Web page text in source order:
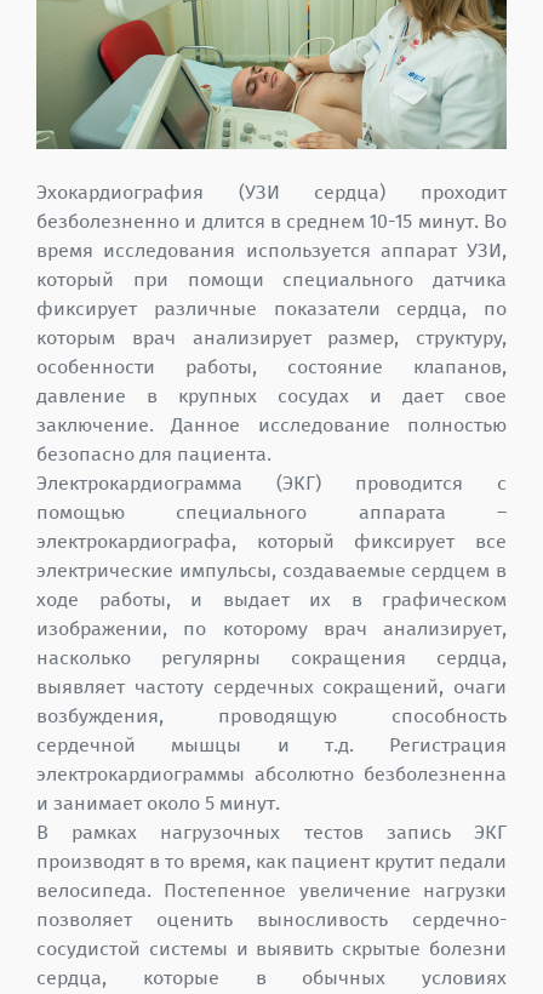
Эхокардиография (УЗИ сердца) проходит
безболезненно и длится в среднем 10-15 минут. Во
время исследования используется аппарат УЗИ,
который при помощи специального датчика
фиксирует различные показатели сердца, по
которым врач анализирует размер, структуру,
особенности работы, состояние клапанов,
давление в крупных сосудах и дает свое
заключение. Данное исследование полностью
безопасно для пациента.
Электрокардиограмма (ЭКГ) проводится с
помощью специального аппарата –
электрокардиографа, который фиксирует все
электрические импульсы, создаваемые сердцем в
ходе работы, и выдает их в графическом
изображении, по которому врач анализирует,
насколько регулярны сокращения сердца,
выявляет частоту сердечных сокращений, очаги
возбуждения, проводящую способность
сердечной мышцы и т.д. Регистрация
электрокардиограммы абсолютно безболезненна
и занимает около 5 минут.
В рамках нагрузочных тестов запись ЭКГ
производят в то время, как пациент крутит педали
велосипеда. Постепенное увеличение нагрузки
позволяет оценить выносливость сердечно-
сосудистой системы и выявить скрытые болезни
сердца, которые в обычных условиях